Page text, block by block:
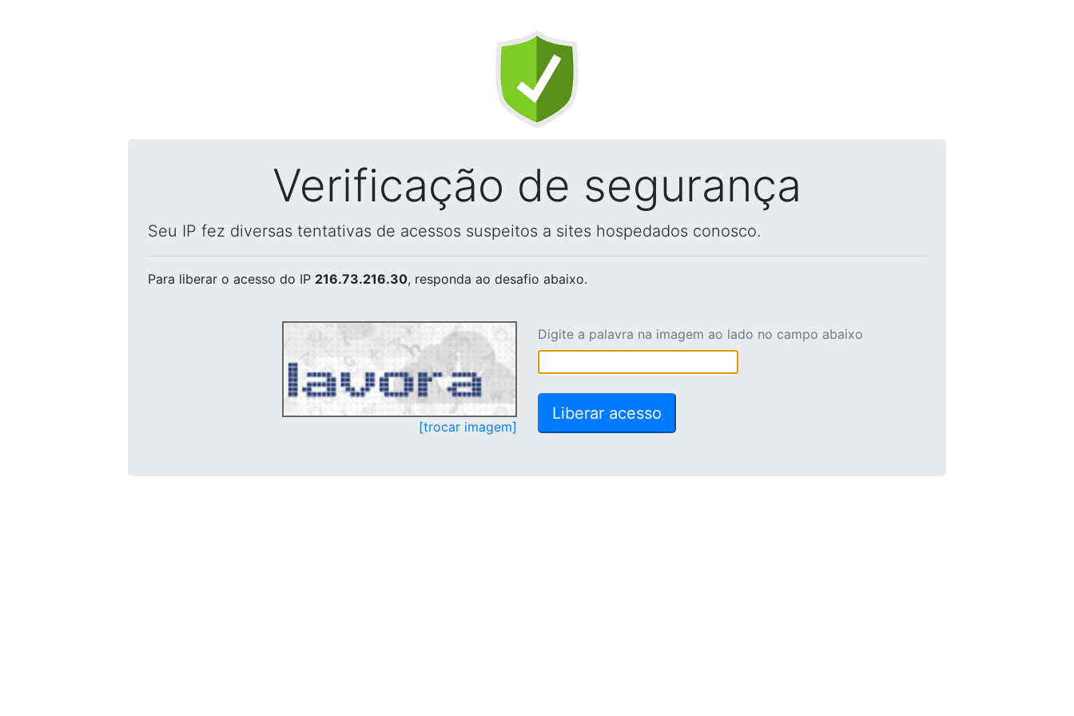
Verificação de segurança
Seu IP fez diversas tentativas de acessos suspeitos a sites hospedados conosco.
Para liberar o acesso do IP 216.73.216.30, responda ao desafio abaixo.
[trocar imagem]
Digite a palavra na imagem ao lado no campo abaixo